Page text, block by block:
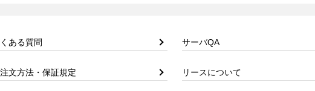
ある質問 サーバQA
文方法・保証規定 リースについて